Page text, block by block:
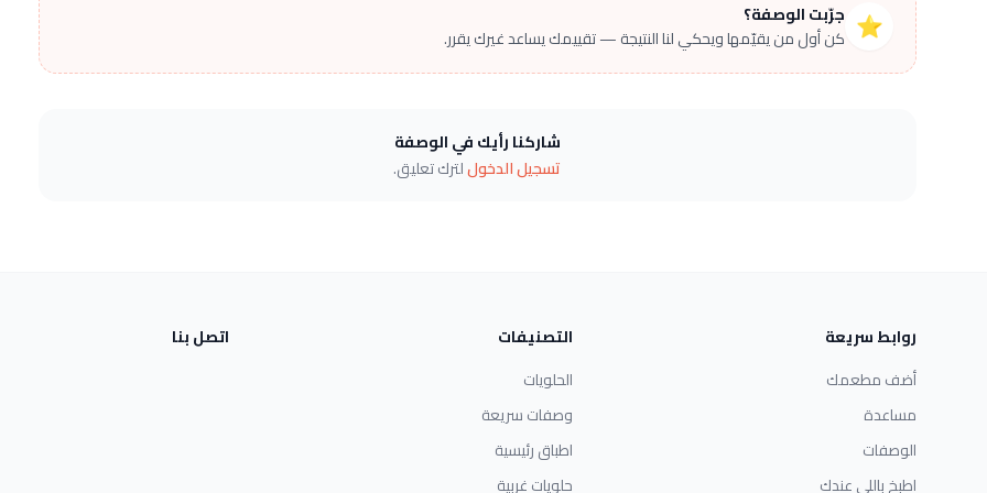
⭐ جرّبت الوصفة؟
كن أول من يقيّمها ويحكي لنا النتيجة — تقييمك يساعد غيرك يقرر.
شاركنا رأيك في الوصفة
تسجيل الدخوللترك تعليق.
روابط سريعة
أضف مطعمك
مساعدة
الوصفات
اطبخ باللي عندك
التصنيفات
الحلويات
وصفات سريعة
اطباق رئيسية
حلويات غربية
اتصل بنا